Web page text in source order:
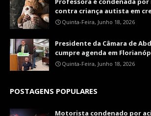
contra criança autista em
Quinta-Feira, Junho 18, 2026
Presidente da Câmara de
cumpre agenda em
Quinta-Feira, Junho 18, 2026
POSTAGENS POPULARES
Motorista condenado por